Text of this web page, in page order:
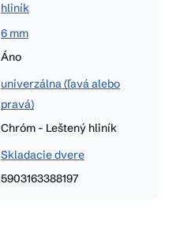
hliník
6 mm
Áno
univerzálna (ľavá alebo
pravá)
Chróm - Leštený hliník
Skladacie dvere
5903163388197